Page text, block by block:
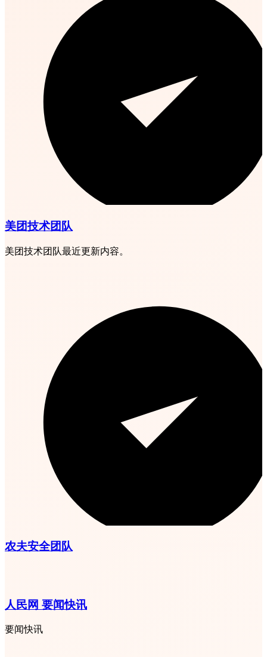
美团技术团队
美团技术团队最近更新内容。
农夫安全团队
人民网 要闻快讯
要闻快讯